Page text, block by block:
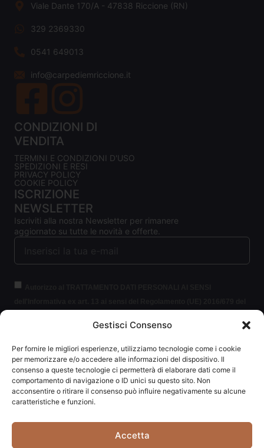
Gestisci Consenso
Per fornire le migliori esperienze, utilizziamo tecnologie come i cookie
per memorizzare e/o accedere alle informazioni del dispositivo. Il
consenso a queste tecnologie ci permetterà di elaborare dati come il
comportamento di navigazione o ID unici su questo sito. Non
acconsentire o ritirare il consenso può influire negativamente su alcune
caratteristiche e funzioni.
Accetta
Viale Dante 170/A - 47838 Riccione (RN)
329 2369330
0541 649013
info@carpediemriccione.it
CONDIZIONI DI
VENDITA
TERMINI E CONDIZIONI D'USO
SPEDIZIONI E RESI
PRIVACY POLICY
COOKIE POLICY
ISCRIZIONE
NEWSLETTER
Iscriviti alla nostra Newsletter per rimanere
aggiornato su tutte le novità e offerte.
protezione delle persone fisiche con riguardo al trattamento dei dati
personali (per brevità GDPR 2016/679).
Clicca per leggere le
informazioni.
ISCRIVITI ALLA NEWSLETTER